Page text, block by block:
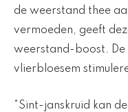
de weerstand thee
vermoeden, geeft
weerstand-boost. De
vlierbloesem
*Sint-janskruid kan